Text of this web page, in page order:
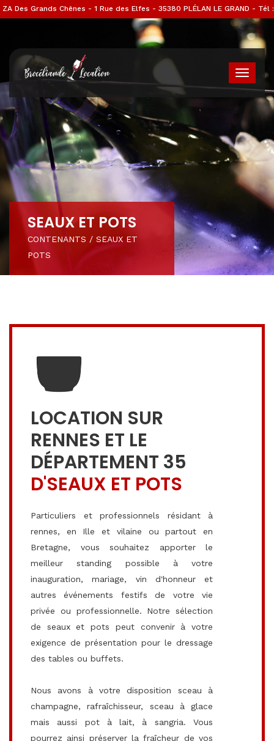
ZA Des Grands Chênes - 1 Rue des Elfes - 35380 PLÉLAN LE GRAND - Tél :
02 99 07 52 11
SEAUX ET POTS
CONTENANTS / SEAUX ET
POTS
LOCATION SUR
RENNES ET LE
DÉPARTEMENT 35
D'SEAUX ET POTS
Particuliers et professionnels résidant à
rennes, en Ille et vilaine ou partout en
Bretagne, vous souhaitez apporter le
meilleur standing possible à votre
inauguration, mariage, vin d'honneur et
autres événements festifs de votre vie
privée ou professionnelle. Notre sélection
de seaux et pots peut convenir à votre
exigence de présentation pour le dressage
des tables ou buffets.
Nous avons à votre disposition sceau à
champagne, rafraîchisseur, sceau à glace
mais aussi pot à lait, à sangria. Vous
pourrez ainsi préserver la fraîcheur de vos